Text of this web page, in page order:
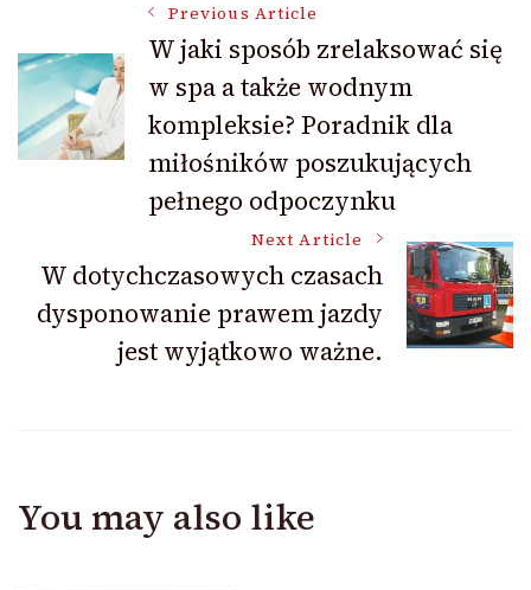
Navigation
Previous Article
W jaki sposób zrelaksować się
w spa a także wodnym
kompleksie? Poradnik dla
miłośników poszukujących
pełnego odpoczynku
Next Article
W dotychczasowych czasach
dysponowanie prawem jazdy
jest wyjątkowo ważne.
You may also like